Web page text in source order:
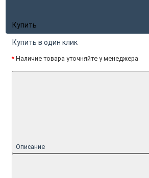
Купить
Купить в один клик
* Наличие товара уточняйте у менеджера
Описание